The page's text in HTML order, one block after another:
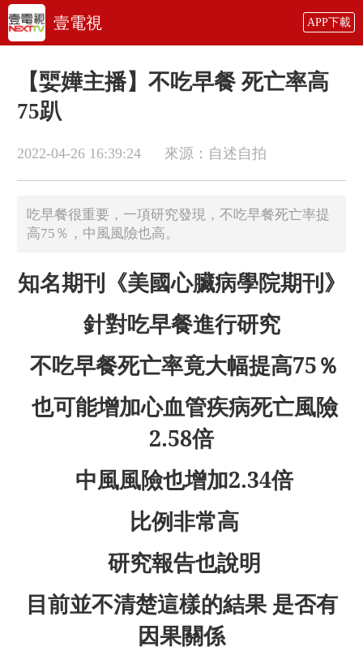
壹電視 APP下載
【婯嬅主播】不吃早餐 死亡率高
75趴
2022-04-26 16:39:24 來源：自述自拍
吃早餐很重要，一項研究發現，不吃早餐死亡率提
高75％，中風風險也高。
知名期刊《美國心臟病學院期刊》
針對吃早餐進行研究
不吃早餐死亡率竟大幅提高75％
也可能增加心血管疾病死亡風險
2.58倍
中風風險也增加2.34倍
比例非常高
研究報告也說明
目前並不清楚這樣的結果 是否有
因果關係